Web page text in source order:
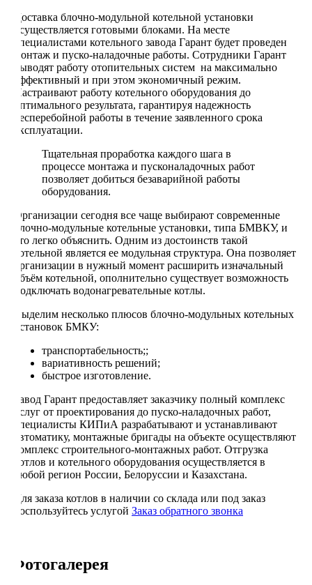
Доставка блочно-модульной котельной установки
осуществляется готовыми блоками. На месте
специалистами котельного завода Гарант будет проведен
монтаж и пуско-наладочные работы. Сотрудники Гарант
выводят работу отопительных систем на максимально
эффективный и при этом экономичный режим.
Настраивают работу котельного оборудования до
оптимального результата, гарантируя надежность
бесперебойной работы в течение заявленного срока
эксплуатации.
Тщательная проработка каждого шага в
процессе монтажа и пусконаладочных работ
позволяет добиться безаварийной работы
оборудования.
Организации сегодня все чаще выбирают современные
блочно-модульные котельные установки, типа БМВКУ, и
это легко объяснить. Одним из достоинств такой
котельной является ее модульная структура. Она позволяет
организации в нужный момент расширить изначальный
объём котельной, ополнительно существует возможность
подключать водонагревательные котлы.
Выделим несколько плюсов блочно-модульных котельных
установок БМКУ:
транспортабельность;;
вариативность решений;
быстрое изготовление.
Завод Гарант предоставляет заказчику полный комплекс
услуг от проектирования до пуско-наладочных работ,
специалисты КИПиА разрабатывают и устанавливают
автоматику, монтажные бригады на объекте осуществляют
комплекс строительного-монтажных работ. Отгрузка
котлов и котельного оборудования осуществляется в
любой регион России, Белоруссии и Казахстана.
Для заказа котлов в наличии со склада или под заказ
воспользуйтесь услугой Заказ обратного звонка
Фотогалерея